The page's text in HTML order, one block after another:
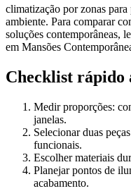
climatização por zonas para
ambiente. Para comparar
soluções contemporâneas,
em Mansões
Checklist rápido
Medir proporções:
janelas.
Selecionar duas
funcionais.
Escolher materiais
Planejar pontos de
acabamento.